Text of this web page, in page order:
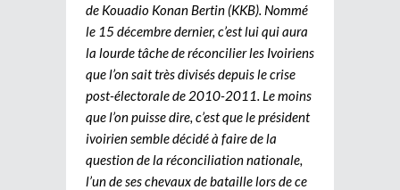
de Kouadio Konan Bertin (KKB). Nommé
le 15 décembre dernier, c’est lui qui aura
la lourde tâche de réconcilier les Ivoiriens
que l’on sait très divisés depuis le crise
post-électorale de 2010-2011. Le moins
que l’on puisse dire, c’est que le président
ivoirien semble décidé à faire de la
question de la réconciliation nationale,
l’un de ses chevaux de bataille lors de ce